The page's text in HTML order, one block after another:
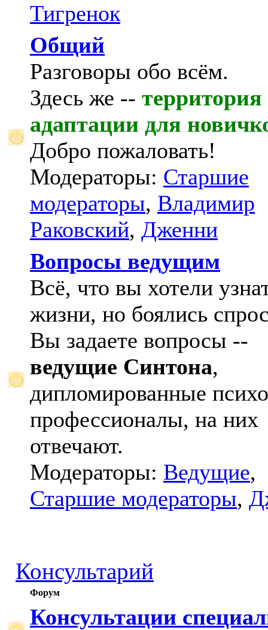
Тигренок
Общий
Разговоры обо всём.
Здесь же -- территория
адаптации для
Добро пожаловать!
Модераторы: Старшие
модераторы, Владимир
Раковский, Дженни
Вопросы ведущим
Всё, что вы хотели
жизни, но боялись
Вы задаете вопросы --
ведущие Синтона,
дипломированные
профессионалы, на них
отвечают.
Модераторы: Ведущие,
Старшие модераторы,
Консультарий
Форум
Консультации